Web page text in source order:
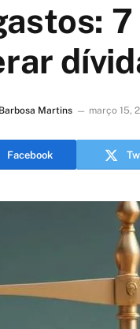
Martins março 15,
Facebook